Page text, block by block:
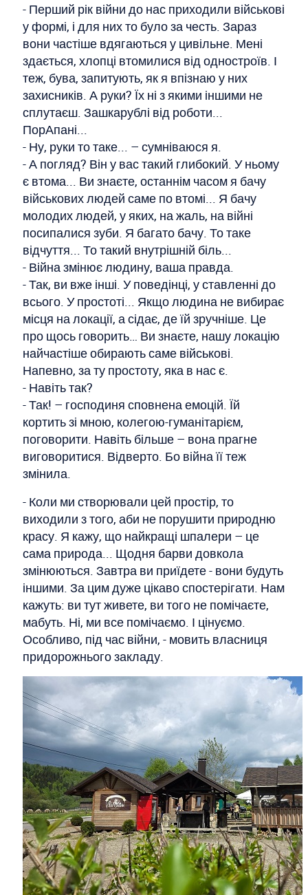
- Перший рік війни до нас приходили військові
у формі, і для них то було за честь. Зараз
вони частіше вдягаються у цивільне. Мені
здається, хлопці втомилися від одностроїв. І
теж, бува, запитують, як я впізнаю у них
захисників. А руки? Їх ні з якими іншими не
сплутаєш. Зашкарублі від роботи...
ПорАпані...
- Ну, руки то таке... – сумніваюся я.
- А погляд? Він у вас такий глибокий. У ньому
є втома... Ви знаєте, останнім часом я бачу
військових людей саме по втомі... Я бачу
молодих людей, у яких, на жаль, на війні
посипалися зуби. Я багато бачу. То таке
відчуття... То такий внутрішній біль...
- Війна змінює людину, ваша правда.
- Так, ви вже інші. У поведінці, у ставленні до
всього. У простоті... Якщо людина не вибирає
місця на локації, а сідає, де їй зручніше. Це
про щось говорить… Ви знаєте, нашу локацію
найчастіше обирають саме військові.
Напевно, за ту простоту, яка в нас є.
- Навіть так?
- Так! – господиня сповнена емоцій. Їй
кортить зі мною, колегою-гуманітарієм,
поговорити. Навіть більше – вона прагне
виговоритися. Відверто. Бо війна її теж
змінила.
- Коли ми створювали цей простір, то
виходили з того, аби не порушити природню
красу. Я кажу, що найкращі шпалери – це
сама природа... Щодня барви довкола
змінюються. Завтра ви приїдете - вони будуть
іншими. За цим дуже цікаво спостерігати. Нам
кажуть: ви тут живете, ви того не помічаєте,
мабуть. Ні, ми все помічаємо. І цінуємо.
Особливо, під час війни, - мовить власниця
придорожнього закладу.